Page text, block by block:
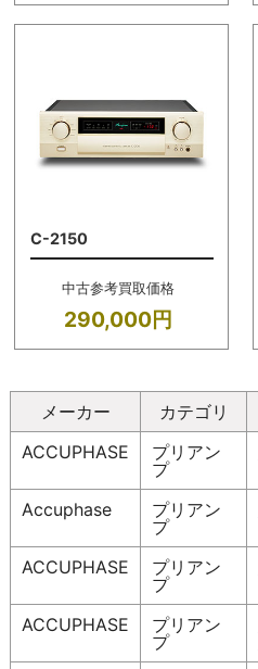
C-2150
中古参考買取価格
290,000円
メーカー カテゴリ
ACCUPHASE
プリアン
プ
Accuphase
プリアン
プ
ACCUPHASE
プリアン
プ
ACCUPHASE
プリアン
プ